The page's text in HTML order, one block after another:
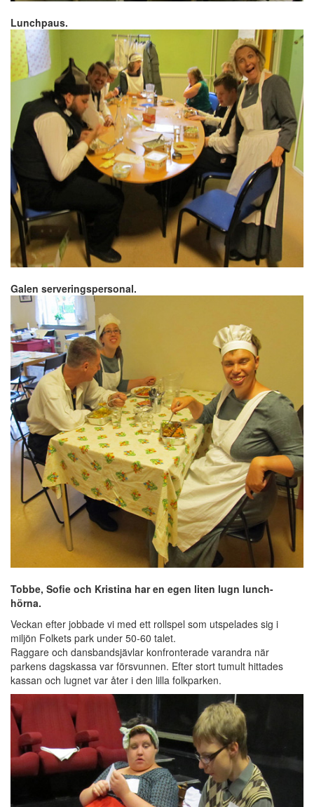
Lunchpaus.
Galen serveringspersonal.
Tobbe, Sofie och Kristina har en egen liten lugn lunch-
hörna.
Veckan efter jobbade vi med ett rollspel som utspelades sig i
miljön Folkets park under 50-60 talet.
Raggare och dansbandsjävlar konfronterade varandra när
parkens dagskassa var försvunnen. Efter stort tumult hittades
kassan och lugnet var åter i den lilla folkparken.